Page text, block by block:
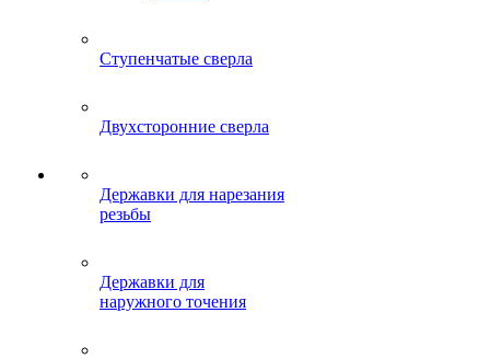
Ступенчатые сверла
Двухсторонние сверла
Державки для нарезания
резьбы
Державки для
наружного точения